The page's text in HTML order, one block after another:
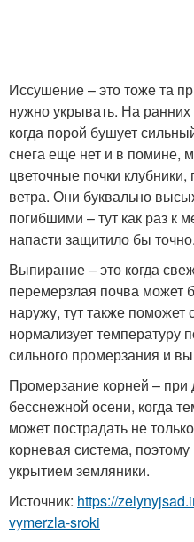
Иссушение – это тоже та
нужно укрывать. На
когда порой бушует
снега еще нет и в помине,
цветочные почки клубники,
ветра. Они буквально
погибшими – тут как раз к
напасти защитило бы точно.
Выпирание – это когда
перемерзлая почва может
наружу, тут также
нормализует температуру
сильного промерзания и
Промерзание корней – при
бесснежной осени, когда
может пострадать не
корневая система,
укрытием земляники.
Источник: https://
vymerzla-sroki